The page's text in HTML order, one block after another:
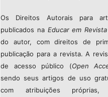
Os Direitos Autorais para
publicados na Educar em Revista
do autor, com direitos de
publicação para a revista. A
de acesso público (Open
sendo seus artigos de uso
com atribuições próprias,